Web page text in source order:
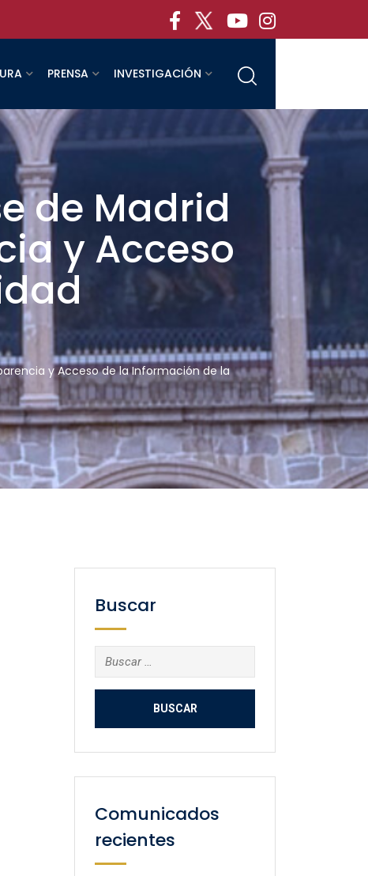
PRENSA INVESTIGACIÓN
de Madrid
y Acceso
y Acceso de la Información de la
Buscar
Buscar:
Comunicados
recientes